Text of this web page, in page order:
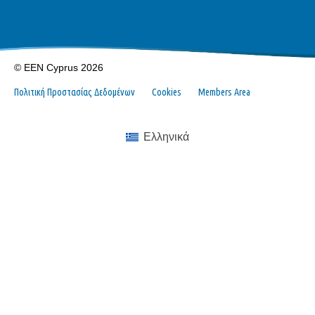
© EEN Cyprus 2026
Πολιτική Προστασίας Δεδομένων Cookies Members Area
Ελληνικά